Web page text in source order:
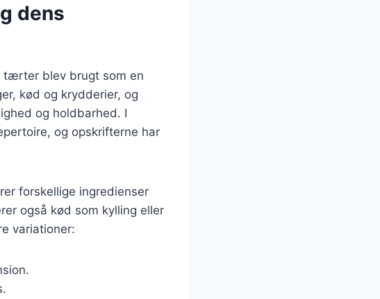
dens
tærter blev brugt som en
kød og krydderier, og
og holdbarhed. I
og opskrifterne har
forskellige ingredienser
også kød som kylling eller
variationer: